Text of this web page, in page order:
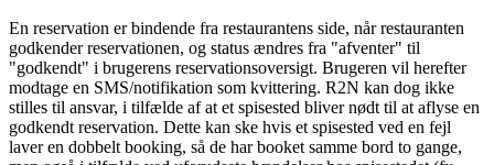
En reservation er bindende fra restaurantens side, når restauranten
godkender reservationen, og status ændres fra "afventer" til
"godkendt" i brugerens reservationsoversigt. Brugeren vil herefter
modtage en SMS/notifikation som kvittering. R2N kan dog ikke
stilles til ansvar, i tilfælde af at et spisested bliver nødt til at aflyse en
godkendt reservation. Dette kan ske hvis et spisested ved en fejl
laver en dobbelt booking, så de har booket samme bord to gange,